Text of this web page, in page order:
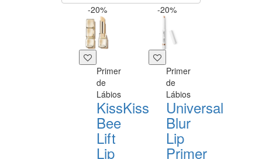
-20%
Primer
de
Lábios
KissKiss
Bee
Lift
Lip
-20%
Primer
de
Lábios
Universal
Blur
Lip
Primer